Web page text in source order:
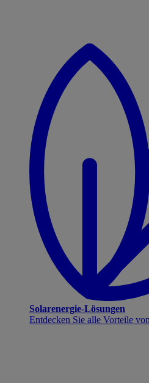
Solarenergie-Lösungen
Entdecken Sie alle Vorteile